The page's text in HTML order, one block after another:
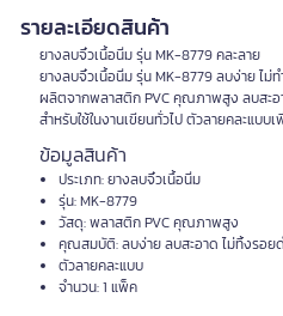
รายละเอียดสินค้า
ยางลบจิ๋วเนื้อนิ่ม รุ่น MK-8779 คละลาย
ยางลบจิ๋วเนื้อนิ่ม รุ่น MK-8779 ลบง่าย ไม่
ผลิตจากพลาสติก PVC คุณภาพสูง ลบสะอ
สำหรับใช้ในงานเขียนทั่วไป ตัวลายคละแบบ
ข้อมูลสินค้า
ประเภท: ยางลบจิ๋วเนื้อนิ่ม
รุ่น: MK-8779
วัสดุ: พลาสติก PVC คุณภาพสูง
คุณสมบัติ: ลบง่าย ลบสะอาด ไม่ทิ้งรอย
ตัวลายคละแบบ
จำนวน: 1 แพ็ค